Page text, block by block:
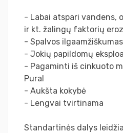
- Labai atspari vandens,
ir kt. žalingų faktorių
- Spalvos ilgaamžiškumas
- Jokių papildomų
- Pagaminti iš cinkuoto
Pural
- Aukšta kokybė
- Lengvai tvirtinama
Standartinės dalys